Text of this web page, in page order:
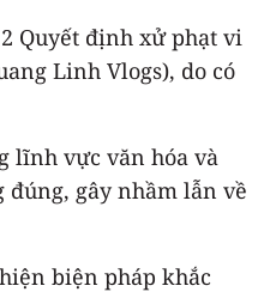
Quyết định xử phạt vi
Linh Vlogs), do có
lĩnh vực văn hóa và
đúng, gây nhầm lẫn về
biện pháp khắc